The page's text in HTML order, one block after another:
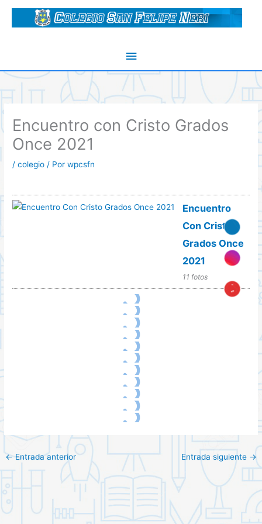
Menú
principal
Encuentro con Cristo Grados
Once 2021
/colegio / Porwpcsfn
Encuentro
Con Cristo
Grados Once
2021
11 fotos
←Entrada anterior Entrada siguiente →